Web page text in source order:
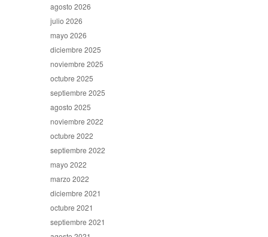
agosto 2026
julio 2026
mayo 2026
diciembre 2025
noviembre 2025
octubre 2025
septiembre 2025
agosto 2025
noviembre 2022
octubre 2022
septiembre 2022
mayo 2022
marzo 2022
diciembre 2021
octubre 2021
septiembre 2021